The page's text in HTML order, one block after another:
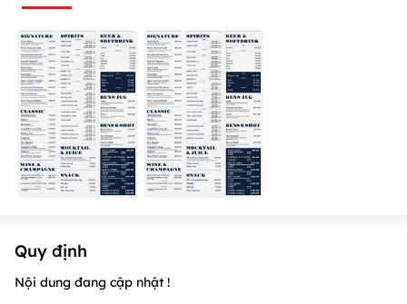
Quy định
Nội dung đang cập nhật !